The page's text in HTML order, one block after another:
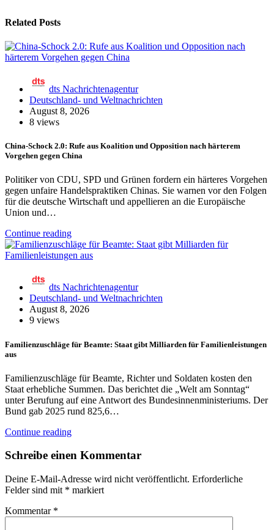
Related Posts
dts Nachrichtenagentur
Deutschland- und Weltnachrichten
August 8, 2026
8 views
China-Schock 2.0: Rufe aus Koalition und Opposition nach härterem
Vorgehen gegen China
Politiker von CDU, SPD und Grünen fordern ein härteres Vorgehen
gegen unfaire Handelspraktiken Chinas. Sie warnen vor den Folgen
für die deutsche Wirtschaft und appellieren an die Europäische
Union und…
Continue reading
dts Nachrichtenagentur
Deutschland- und Weltnachrichten
August 8, 2026
9 views
Familienzuschläge für Beamte: Staat gibt Milliarden für Familienleistungen
aus
Familienzuschläge für Beamte, Richter und Soldaten kosten den
Staat erhebliche Summen. Das berichtet die „Welt am Sonntag“
unter Berufung auf eine Antwort des Bundesinnenministeriums. Der
Bund gab 2025 rund 825,6…
Continue reading
Schreibe einen Kommentar
Deine E-Mail-Adresse wird nicht veröffentlicht. Erforderliche
Felder sind mit * markiert
Kommentar *